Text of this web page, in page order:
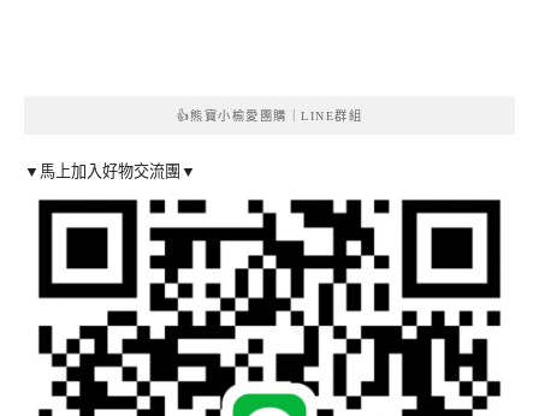
👍熊寶小榆愛團購｜LINE群組
▼馬上加入好物交流團▼